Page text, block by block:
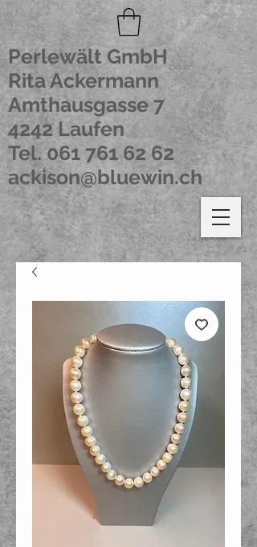
Perlewält GmbH
Rita Ackermann
Amthausgasse 7
4242 Laufen
Tel.061 761 62 62
ackison@bluewin.ch